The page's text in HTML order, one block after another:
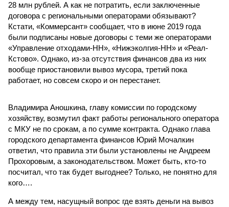
28 млн рублей. А как не потратить, если заключенные
договора с региональными операторами обязывают?
Кстати, «Коммерсант» сообщает, что в июне 2019 года
были подписаны новые договоры с теми же операторами
«Управление отходами-НН», «Нижэколгия-НН» и «Реал-
Кстово». Однако, из-за отсутствия финансов два из них
вообще приостановили вывоз мусора, третий пока
работает, но совсем скоро и он перестанет.
Владимира Аношкина, главу комиссии по городскому
хозяйству, возмутил факт работы регионального оператора
с МКУ не по срокам, а по сумме контракта. Однако глава
городского департамента финансов Юрий Мочалкин
ответил, что правила эти были установлены не Андреем
Прохоровым, а законодательством. Может быть, кто-то
посчитал, что так будет выгоднее? Только, не понятно для
кого….
А между тем, насущный вопрос где взять деньги на вывоз